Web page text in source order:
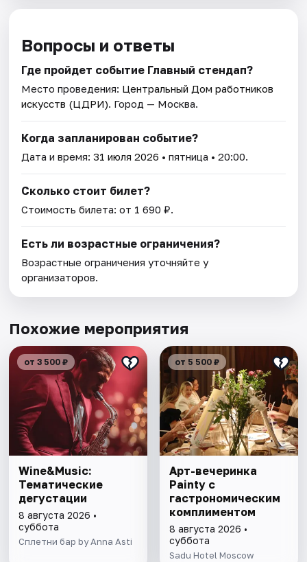
Вопросы и ответы
Где пройдет событие Главный стендап?
Место проведения: Центральный Дом работников
искусств (ЦДРИ). Город — Москва.
Когда запланирован событие?
Дата и время:31 июля 2026 • пятница • 20:00.
Сколько стоит билет?
Стоимость билета: от 1 690 ₽.
Есть ли возрастные ограничения?
Возрастные ограничения уточняйте у
организаторов.
Похожие мероприятия
от 3 500 ₽
Wine&Music:
Тематические
дегустации
8 августа 2026 •
суббота
Сплетни бар by Anna Asti
от 5 500 ₽
Арт-вечеринка
Painty с
гастрономическим
комплиментом
8 августа 2026 •
суббота
Sadu Hotel Moscow